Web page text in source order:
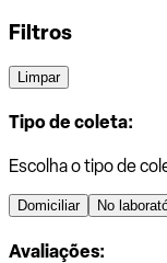
Filtros
Limpar
Tipo de coleta:
Escolha o tipo de
Domiciliar No
Avaliações: